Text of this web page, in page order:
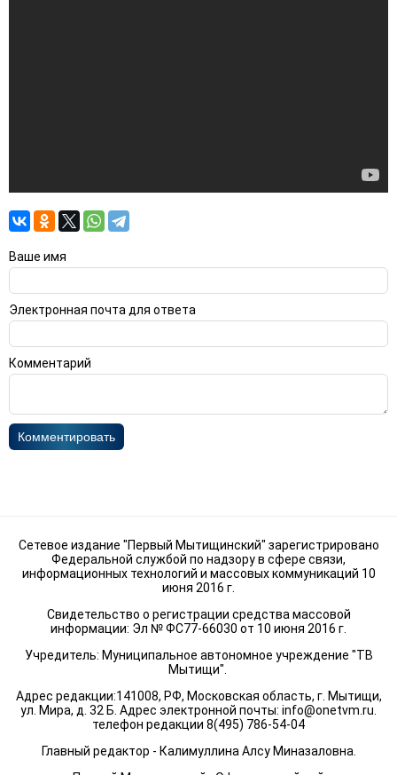
Ваше имя
Электронная почта для ответа
Комментарий
Комментировать
Сетевое издание "Первый Мытищинский" зарегистрировано
Федеральной службой по надзору в сфере связи,
информационных технологий и массовых коммуникаций 10
июня 2016 г.
Свидетельство о регистрации средства массовой
информации: Эл № ФС77-66030 от 10 июня 2016 г.
Учредитель: Муниципальное автономное учреждение "ТВ
Мытищи".
Адрес редакции:141008, РФ, Московская область, г. Мытищи,
ул. Мира, д. 32 Б. Адрес электронной почты: info@onetvm.ru
телефон редакции 8(495) 786-54-04
Главный редактор - Калимуллина Алсу Миназаловна.